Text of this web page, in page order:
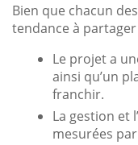
Bien que chacun
tendance à
Le projet a
ainsi qu’un
franchir.
La gestion et
mesurées